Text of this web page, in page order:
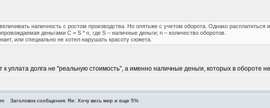
наличность с ростом производства. Но опятьже с учетом оборота. Однако
деньгами C = S * n, где S – наличные деньги; n – количество оборотов.
или специально не хотел нарушать красоту сюжета.
уплата долга не "реальную стоимость", а именно наличные деньги, которых в обороте
Заголовок сообщения: Re: Хочу весь мир и еще 5%